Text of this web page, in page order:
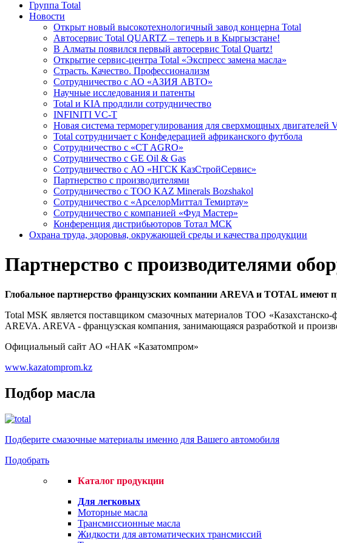
Группа Total
Новости
Открыт новый высокотехнологичный завод концерна Total
Автосервис Total QUARTZ – теперь и в Кыргызстане!
В Алматы появился первый автосервис Total Quartz!
Открытие сервис-центра Total «Экспресс замена масла»
Cтрасть. Качество. Профессионализм
Сотрудничество с АО «АЗИЯ АВТО»
Научные исследования и патенты
Total и KIA продлили сотрудничество
INFINITI VC-T
Новая система терморегулирования для сверхмощных
Total сотрудничает с Конфедерацией африканского футбола
Сотрудничество с «CT AGRO»
Сотрудничество c GE Oil & Gas
Сотрудничество с АО «НГСК КазСтройСервис»
Партнерство с производителями
Сотрудничество с ТОО KAZ Minerals Bozshakol
Сотрудничество с «АрселорМиттал Темиртау»
Сотрудничество с компанией «Фуд Мастер»
Конференция дистрибьюторов Тотал МСК
Охрана труда, здоровья, окружающей среды и качества продукции
Партнерство с производителями
Глобальное партнерство французских компании AREVA и TOTAL имеют
Total MSK является поставщиком смазочных материалов ТОО
AREVA. AREVA - французская компания, занимающаяся разработкой и
Официальный сайт АО «НАК «Казатомпром»
www.kazatomprom.kz
Подбор масла
Подберите смазочные материалы именно для Вашего автомобиля
Подобрать
Каталог продукции
Для легковых
Моторные масла
Трансмиссионные масла
Жидкости для автоматических трансмиссий